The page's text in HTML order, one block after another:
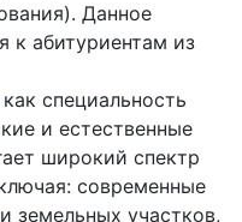
Данное
к абитуриентам из
как специальность
и естественные
широкий спектр
современные
земельных участков,